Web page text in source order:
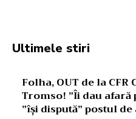
Ultimele stiri
Folha, OUT de la
Tromso! ”Îi dau afară
”își dispută” postul